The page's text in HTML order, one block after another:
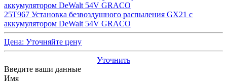
25T967 Установка безвоздушного распыления GX21 с
аккумулятором DeWalt 54V GRACO
Цена: Уточняйте цену
Уточнить
Введите ваши данные
Имя